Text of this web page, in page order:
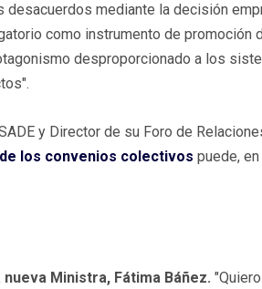
mediante la decisión
como instrumento de promoción
desproporcionado a los
y Director de su Foro de
los convenios colectivos puede,
Ministra, Fátima Báñez.